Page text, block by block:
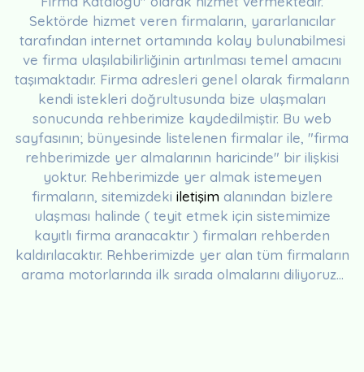
Sektörde hizmet veren firmaların, yararlanıcılar
tarafından internet ortamında kolay bulunabilmesi
ve firma ulaşılabilirliğinin artırılması temel amacını
taşımaktadır. Firma adresleri genel olarak firmaların
kendi istekleri doğrultusunda bize ulaşmaları
sonucunda rehberimize kaydedilmiştir. Bu web
sayfasının; bünyesinde listelenen firmalar ile, "firma
rehberimizde yer almalarının haricinde" bir ilişkisi
yoktur. Rehberimizde yer almak istemeyen
firmaların, sitemizdeki iletişim alanından bizlere
ulaşması halinde ( teyit etmek için sistemimize
kayıtlı firma aranacaktır ) firmaları rehberden
kaldırılacaktır. Rehberimizde yer alan tüm firmaların
arama motorlarında ilk sırada olmalarını diliyoruz...